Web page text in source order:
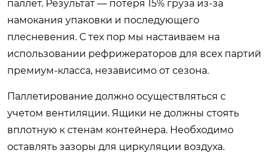
паллет. Результат — потеря 15% груза из-за
намокания упаковки и последующего
плесневения. С тех пор мы настаиваем на
использовании рефрижераторов для всех партий
премиум-класса, независимо от сезона.
Паллетирование должно осуществляться с
учетом вентиляции. Ящики не должны стоять
вплотную к стенам контейнера. Необходимо
оставлять зазоры для циркуляции воздуха.